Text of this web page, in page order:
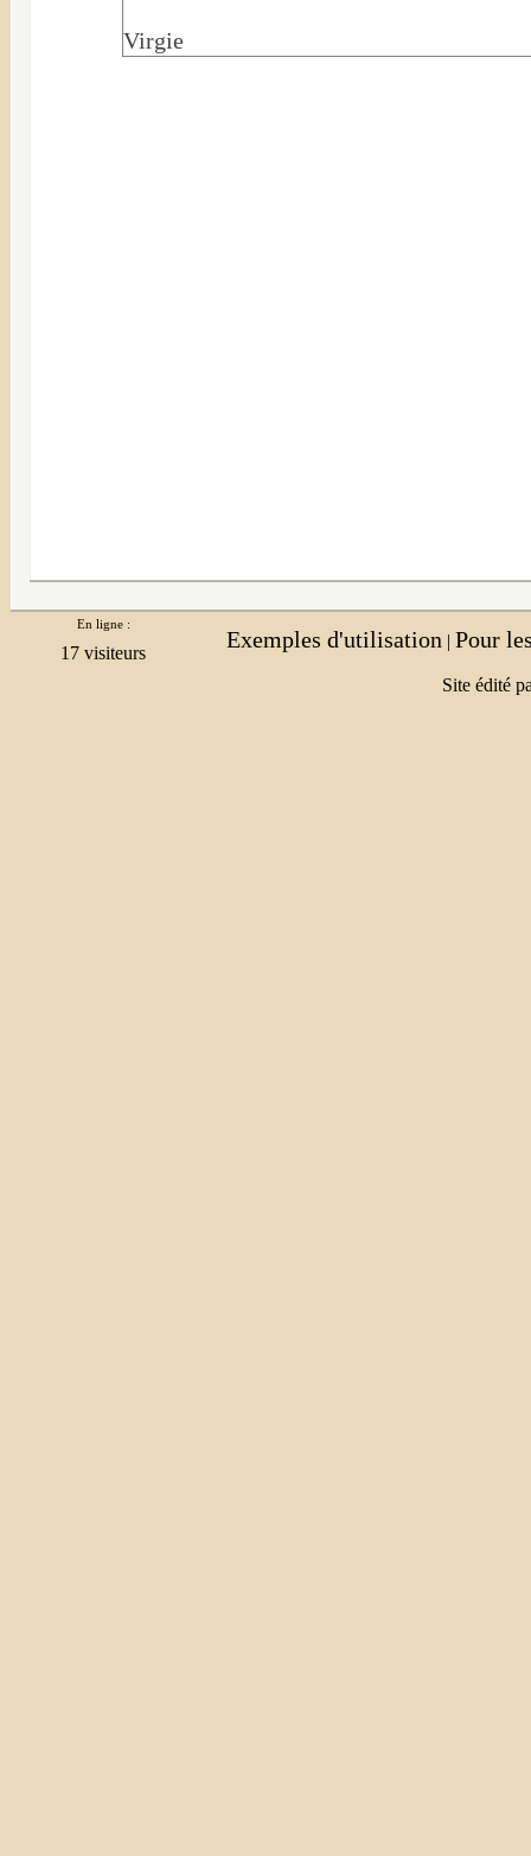
Virgie
En ligne :
Exemples d'utilisation | Pour
Site édité